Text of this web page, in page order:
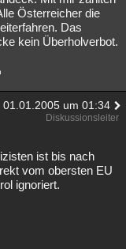
Filme
Geschlossen
Österreicher die
Das
kein Überholverbot.
01.01.2005 um 01:34
Diskussionsleiter
ist bis nach
vom obersten EU
ignoriert.